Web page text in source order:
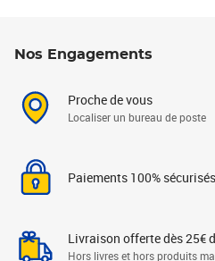
Nos Engagements
Proche de vous
Localiser un bureau de poste
Paiements 100% sécurisés
Livraison offerte dès 25€
Hors livres et hors produits